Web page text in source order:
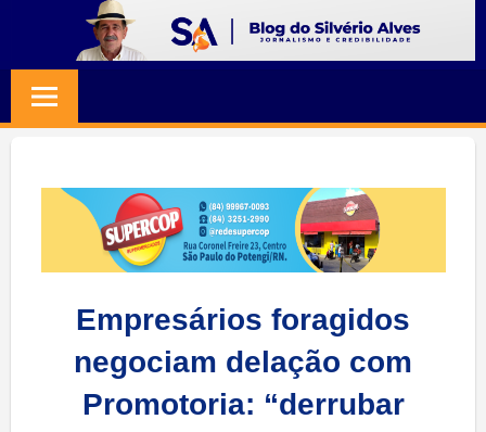
content
SILVERIO
ALVES
Jornalismo
Credibilidade
Empresários foragidos
negociam delação com
Promotoria: “derrubar